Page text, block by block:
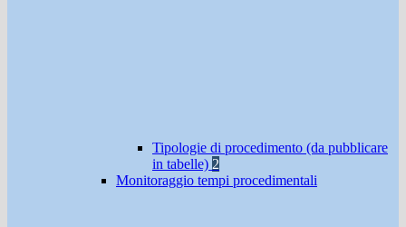
Tipologie di procedimento (da pubblicare
in tabelle) 2
Monitoraggio tempi procedimentali